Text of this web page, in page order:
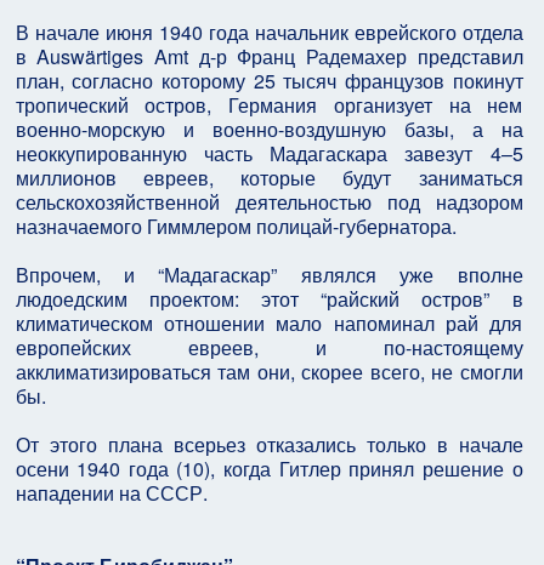
В начале июня 1940 года начальник еврейского отдела
в Auswärtiges Amt д-р Франц Радемахер представил
план, согласно которому 25 тысяч французов покинут
тропический остров, Германия организует на нем
военно-морскую и военно-воздушную базы, а на
неоккупированную часть Мадагаскара завезут 4–5
миллионов евреев, которые будут заниматься
сельскохозяйственной деятельностью под надзором
назначаемого Гиммлером полицай-губернатора.
Впрочем, и “Мадагаскар” являлся уже вполне
людоедским проектом: этот “райский остров” в
климатическом отношении мало напоминал рай для
европейских евреев, и по-настоящему
акклиматизироваться там они, скорее всего, не смогли
бы.
От этого плана всерьез отказались только в начале
осени 1940 года (10), когда Гитлер принял решение о
нападении на СССР.